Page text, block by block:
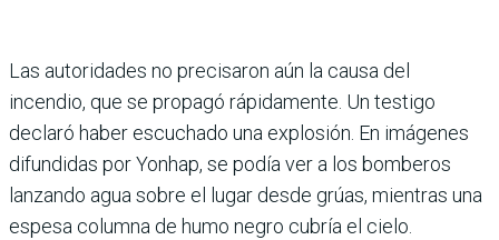
Las autoridades no precisaron aún la causa del
incendio, que se propagó rápidamente. Un testigo
declaró haber escuchado una explosión. En imágenes
difundidas por Yonhap, se podía ver a los bomberos
lanzando agua sobre el lugar desde grúas, mientras una
espesa columna de humo negro cubría el cielo.